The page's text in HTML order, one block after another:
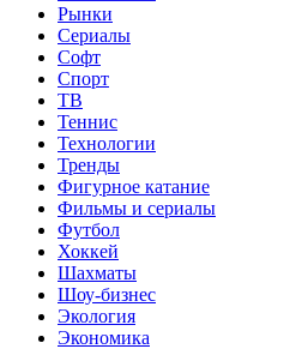
Рынки
Сериалы
Софт
Спорт
ТВ
Теннис
Технологии
Тренды
Фигурное катание
Фильмы и сериалы
Футбол
Хоккей
Шахматы
Шоу-бизнес
Экология
Экономика